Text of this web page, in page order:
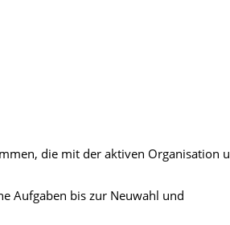
die mit der aktiven Organisation
Aufgaben bis zur Neuwahl und